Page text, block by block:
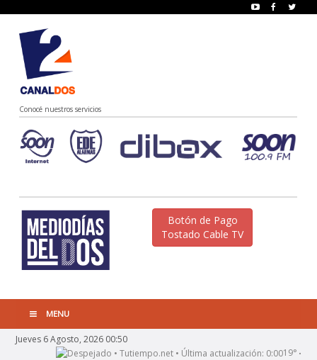
Conocé nuestros servicios
Botón de Pago
Tostado Cable TV
MENU
Jueves 6 Agosto, 2026 00:50
19° •